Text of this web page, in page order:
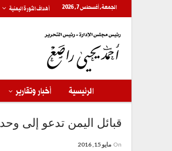
الجمعة, أغسطس 7, 2026 أهداف الثورة اليمنية
الرئيسية أخبار وتقارير
قبائل اليمن تدعو إلى
On مايو 15, 2016